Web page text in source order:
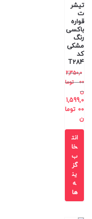
تیشر
ت
قواره
باکسی
رنگ
مشکی
کد
T284
2,350,0
00
توما
ن
1,599,0
00 توما
ن
انت
خا
ب
گز
ین
ه
ها